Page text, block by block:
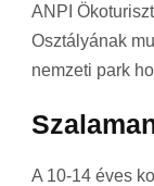
ANPI
Osztályának
nemzeti park
A 10-14 éves